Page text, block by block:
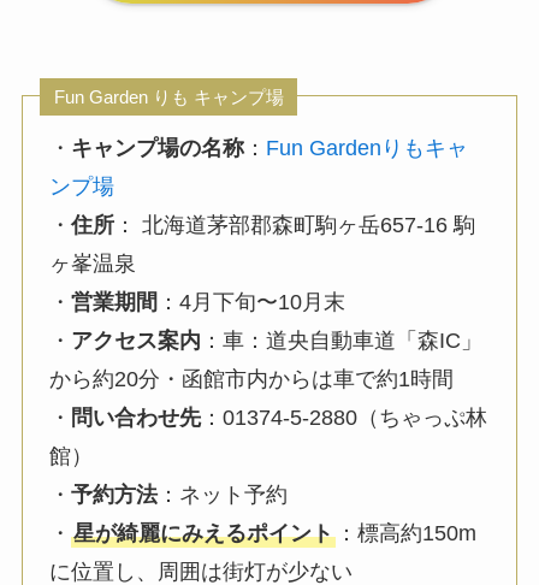
Fun Garden りも キャンプ場
・ キャンプ場の名称 ： Fun Gardenりもキャ
ンプ場
・住所 ： 北海道茅部郡森町駒ヶ岳657-16 駒
ヶ峯温泉
・営業期間 ：4月下旬〜10月末
・ アクセス案内 ：車：道央自動車道「森IC」
から約20分・函館市内からは車で約1時間
・ 問い合わせ先：01374-5-2880（ちゃっぷ林
館）
・予約方法：ネット予約
・星が綺麗にみえるポイント ：標高約150m
に位置し、周囲は街灯が少ない